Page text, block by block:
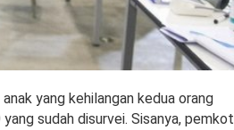
yang kehilangan kedua orang
sudah disurvei. Sisanya, pemkot